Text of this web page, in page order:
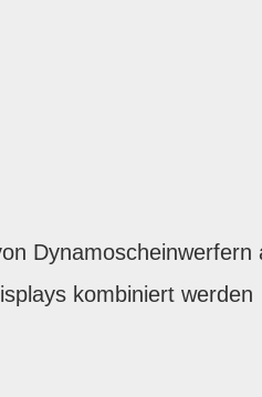
kombiniert werden